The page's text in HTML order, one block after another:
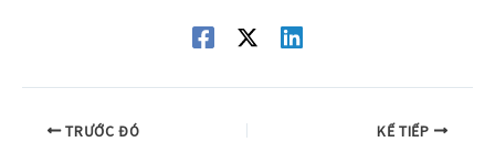
TRƯỚC ĐÓ KẾ TIẾP